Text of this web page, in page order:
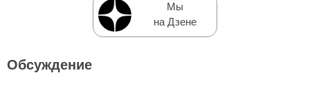
Мы
на Дзене
Обсуждение